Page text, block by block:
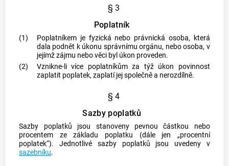
§ 3
Poplatník
(1)
Poplatníkem je fyzická nebo právnická osoba, která
dala podnět k úkonu správnímu orgánu, nebo osoba, v
jejímž zájmu nebo věci byl úkon proveden.
(2)
Vznikne-li více poplatníkům za týž úkon povinnost
zaplatit poplatek, zaplatí jej společně a nerozdílně.
§ 4
Sazby poplatků
Sazby poplatků jsou stanoveny pevnou částkou nebo
procentem ze základu poplatku (dále jen „procentní
poplatek“). Jednotlivé sazby poplatků jsou uvedeny v
sazebníku.